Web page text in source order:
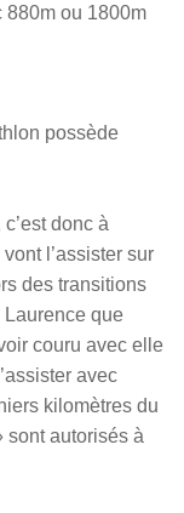
880m ou 1800m
possède
donc à
l’assister sur
des transitions
que
couru avec elle
avec
kilomètres du
sont autorisés à